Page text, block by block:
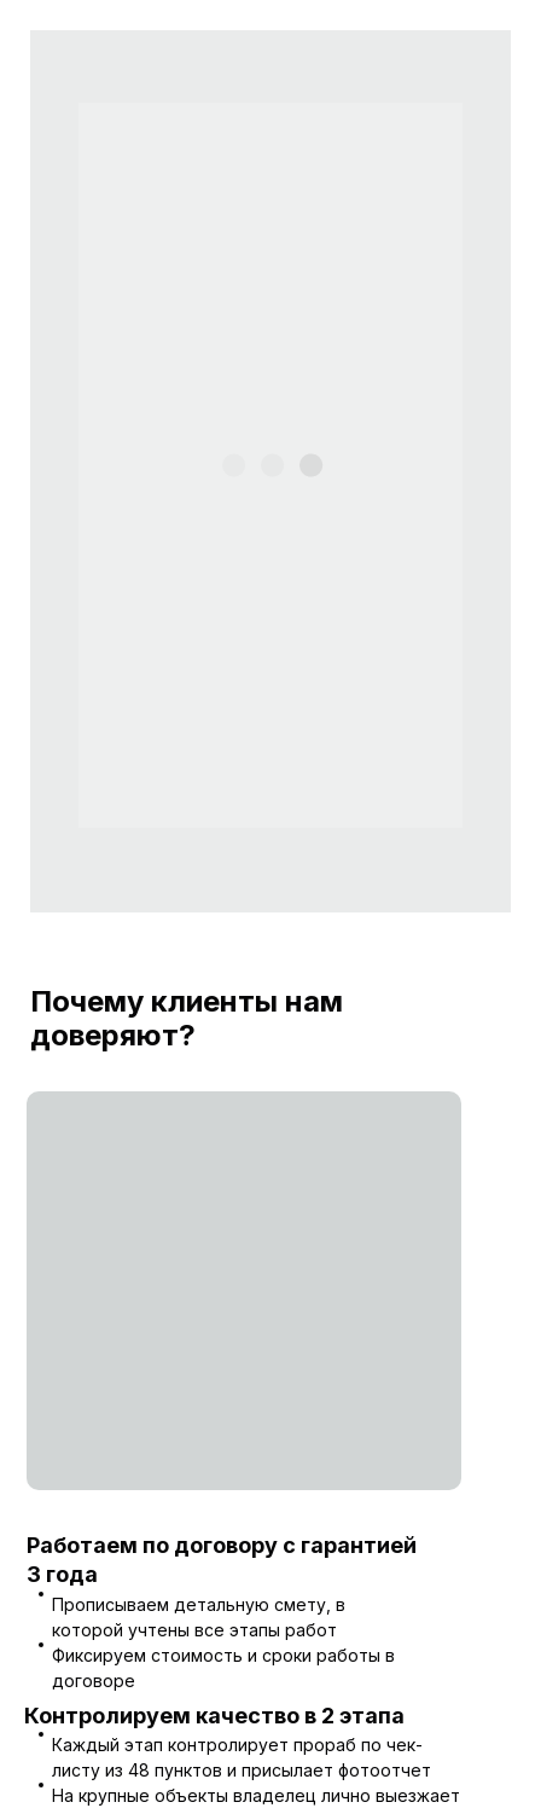
Почему клиенты нам
доверяют?
Работаем по договору с гарантией
3 года
Контролируем качество в 2 этапа
Каждый этап контролирует прораб по чек-
листу из 48 пунктов и присылает фотоотчет
На крупные объекты владелец лично выезжает
Прописываем детальную смету, в
которой учтены все этапы работ
Фиксируем стоимость и сроки работы в
договоре